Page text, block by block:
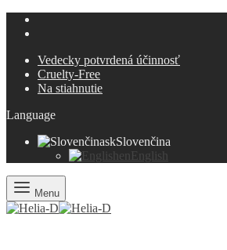
Vedecky potvrdená účinnosť
Cruelty-Free
Na stiahnutie
Language
skSlovenčina
enEnglish
Menu